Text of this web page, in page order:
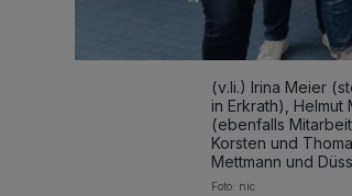
(v.li.) Irina Meier
in Erkrath),
(ebenfalls
Korsten und
Mettmann und
Foto: nic